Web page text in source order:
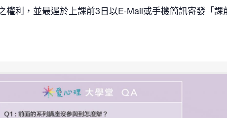
權利，並最遲於上課前3日以E-Mail或手機簡訊寄發「